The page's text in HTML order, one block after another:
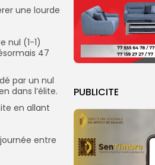
PUBLICITE
une lourde
nul (1-1)
47
par un nul
dans l’élite.
en allant
entre